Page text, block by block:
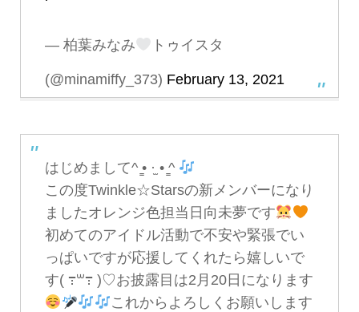
— 柏葉みなみ トゥイスタ
(@minamiffy_373) February 13, 2021
はじめまして^ ̳• ·̫ • ̳^
この度Twinkle☆Starsの新メンバーになり
ましたオレンジ色担当日向未夢です
初めてのアイドル活動で不安や緊張でい
っぱいですが応援してくれたら嬉しいで
す( ߹꒳߹ )♡お披露目は2月20日になります
これからよろしくお願いします